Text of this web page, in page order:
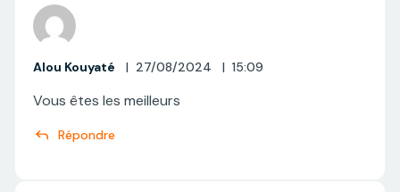
Alou Kouyaté | 27/08/2024 | 15:09
Vous êtes les meilleurs
Répondre